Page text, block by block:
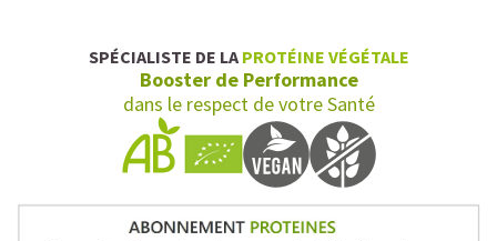
Cacao pur, café expresso et lait végétal fusionnent dans
une boisson veloutée et énergisante.
Une vraie caresse chocolatée, riche en protéines, léger
pour ne jamais peser.
Pour les accros au chocolat qui veulent booster leurs
journées avec goût et équilibre.
Mocha Glacé Protéiné
SPÉCIALISTE DE LA PROTÉINE VÉGÉTALE
Booster de Performance
dans le respect de votre Santé